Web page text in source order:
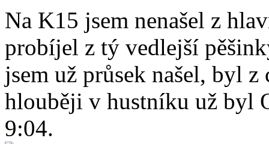
Na K15 jsem nenašel z
probíjel z tý vedlejší
jsem už průsek našel, byl
hlouběji v hustníku už byl
9:04.